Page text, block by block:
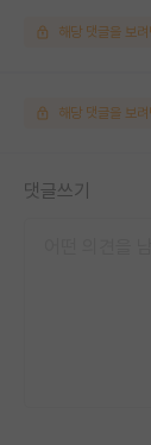
해당 댓글을 보
해당 댓글을 보
댓글쓰기